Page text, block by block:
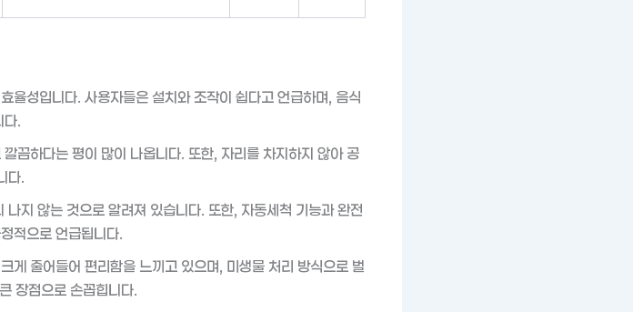
율성입니다. 사용자들은 설치와 조작이 쉽다고 언급하며, 음식
.
끔하다는 평이 많이 나옵니다. 또한, 자리를 차지하지 않아 공
다.
지 않는 것으로 알려져 있습니다. 또한, 자동세척 기능과 완전
적으로 언급됩니다.
게 줄어들어 편리함을 느끼고 있으며, 미생물 처리 방식으로 벌
장점으로 손꼽힙니다.